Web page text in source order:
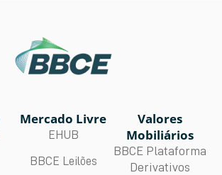
Mercado Livre
EHUB
BBCE Leilões
Valores
Mobiliários
BBCE Plataforma
Derivativos